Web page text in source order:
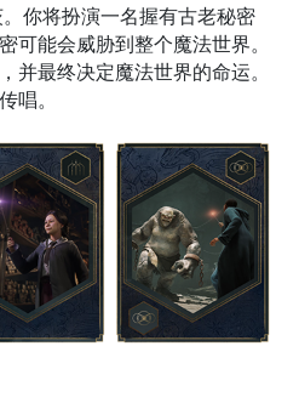
你将扮演一名握有古老秘密
可能会威胁到整个魔法世界。
并最终决定魔法世界的命运。
唱。